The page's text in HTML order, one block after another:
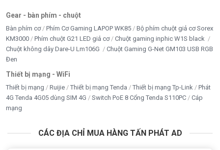
Gear - bàn phím - chuột
Bàn phím cơ Phím Cơ Gaming LAPOP WK85
Bộ phím chuột giả cơ Sorex
KM3000
Phím chuột G21 LED giả cơ
Chuột gaming inphic W1S black
Chuột không dây Dare-U Lm106G
Chuột Gaming G-Net GM103 USB RGB
Đen
Thiết bị mạng - WiFi
Thiết bị mạng Ruijie Thiết bị mạng Tenda Thiết bị mạng Tp-Link
Phát
4G Tenda 4G05 dùng SIM 4G
Switch PoE 8 Cổng Tenda S110PC
Cáp
mạng
CÁC ĐỊA CHỈ MUA HÀNG TẤN PHÁT AD